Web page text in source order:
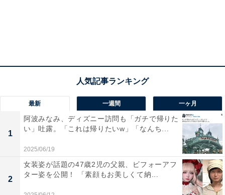
最新 一週間 一ヶ月
1
阿波みなみ、ディズニー訪問も「ガチで帰りた
い」吐露。「これは帰りたいw」「なんち...
2025/06/19
2
女装姿が話題の47歳2児の父親、ビフォーアフ
ター姿を公開！ 「素顔もお美しくて納...